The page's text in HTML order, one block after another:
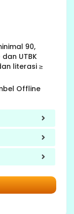
90,
UTBK
literasi ≥
Offline